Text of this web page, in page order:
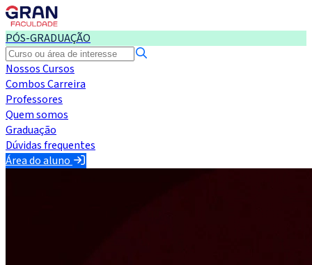
PÓS-GRADUAÇÃO
Nossos Cursos
Combos Carreira
Professores
Quem somos
Graduação
Dúvidas frequentes
Área do aluno